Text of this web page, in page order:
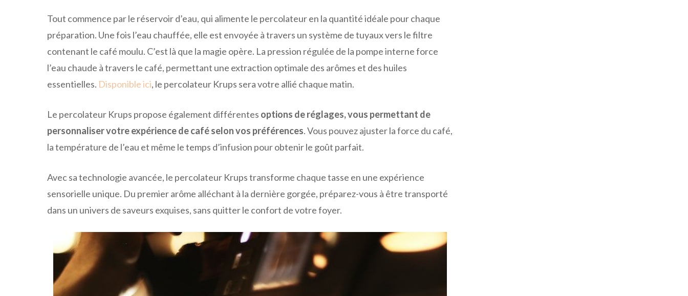
Tout commence par le réservoir d’eau, qui alimente le percolateur en la quantité idéale pour chaque
préparation. Une fois l’eau chauffée, elle est envoyée à travers un système de tuyaux vers le filtre
contenant le café moulu. C’est là que la magie opère. La pression régulée de la pompe interne force
l’eau chaude à travers le café, permettant une extraction optimale des arômes et des huiles
essentielles. Disponible ici, le percolateur Krups sera votre allié chaque matin.
Le percolateur Krups propose également différentes options de réglages, vous permettant de
personnaliser votre expérience de café selon vos préférences. Vous pouvez ajuster la force du café,
la température de l’eau et même le temps d’infusion pour obtenir le goût parfait.
Avec sa technologie avancée, le percolateur Krups transforme chaque tasse en une expérience
sensorielle unique. Du premier arôme alléchant à la dernière gorgée, préparez-vous à être transporté
dans un univers de saveurs exquises, sans quitter le confort de votre foyer.